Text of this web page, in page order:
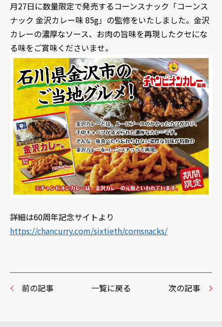
月27日に数量限定で発売するコーンスナック「コーンス
ナック 金沢カレー味 85g」の監修をいたしました。金沢
カレーの濃厚なソース、お肉の旨味を再現したクセにな
る味をご賞味くださいませ。
詳細は60周年記念サイトより
https://chancurry.com/sixtieth/cornsnacks/
前の記事 一覧に戻る 次の記事